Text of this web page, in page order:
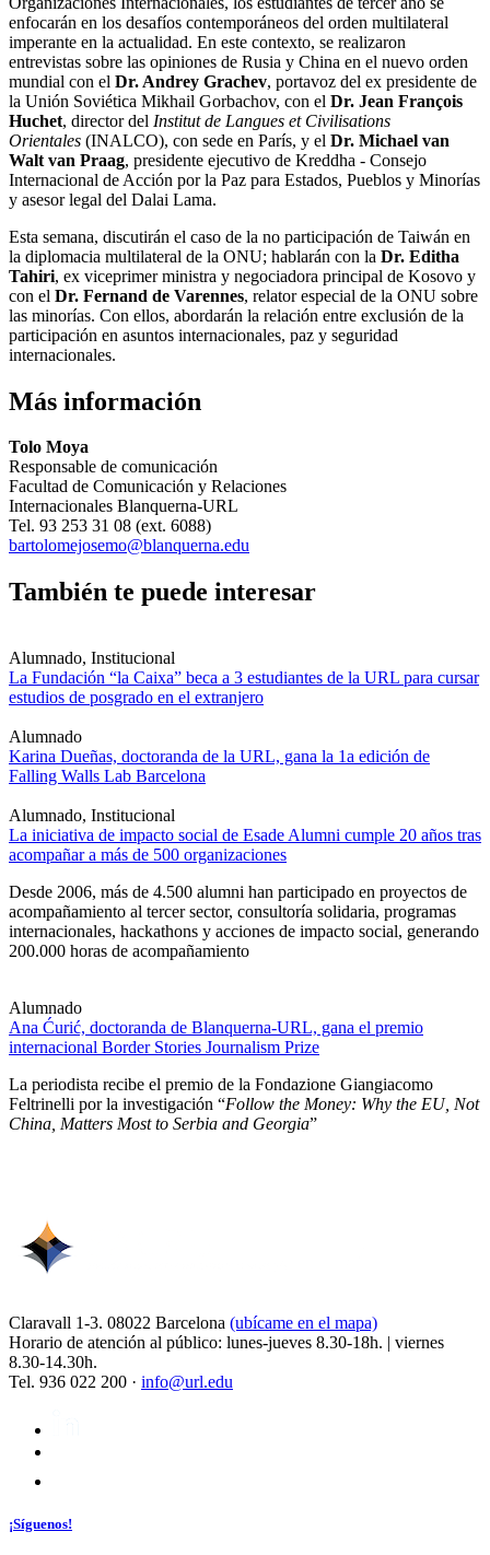
enfocarán en los desafíos contemporáneos del orden multilateral
imperante en la actualidad. En este contexto, se realizaron
entrevistas sobre las opiniones de Rusia y China en el nuevo orden
mundial con el Dr. Andrey Grachev, portavoz del ex presidente de
la Unión Soviética Mikhail Gorbachov, con el Dr. Jean François
Huchet, director del Institut de Langues et Civilisations
Orientales (INALCO), con sede en París, y el Dr. Michael van
Walt van Praag, presidente ejecutivo de Kreddha - Consejo
Internacional de Acción por la Paz para Estados, Pueblos y Minorías
y asesor legal del Dalai Lama.
Esta semana, discutirán el caso de la no participación de Taiwán en
la diplomacia multilateral de la ONU; hablarán con la Dr. Editha
Tahiri, ex viceprimer ministra y negociadora principal de Kosovo y
con el Dr. Fernand de Varennes, relator especial de la ONU sobre
las minorías. Con ellos, abordarán la relación entre exclusión de la
participación en asuntos internacionales, paz y seguridad
internacionales.
Más información
Tolo Moya
Responsable de comunicación
Facultad de Comunicación y Relaciones
Internacionales Blanquerna-URL
Tel. 93 253 31 08 (ext. 6088)
bartolomejosemo@blanquerna.edu
También te puede interesar
Alumnado, Institucional
La Fundación “la Caixa” beca a 3 estudiantes de la URL para cursar
estudios de posgrado en el extranjero
Alumnado
Karina Dueñas, doctoranda de la URL, gana la 1a edición de
Falling Walls Lab Barcelona
Alumnado, Institucional
La iniciativa de impacto social de Esade Alumni cumple 20 años tras
acompañar a más de 500 organizaciones
Desde 2006, más de 4.500 alumni han participado en proyectos de
acompañamiento al tercer sector, consultoría solidaria, programas
internacionales, hackathons y acciones de impacto social, generando
200.000 horas de acompañamiento
Alumnado
Ana Ćurić, doctoranda de Blanquerna-URL, gana el premio
internacional Border Stories Journalism Prize
La periodista recibe el premio de la Fondazione Giangiacomo
Feltrinelli por la investigación “Follow the Money: Why the EU, Not
China, Matters Most to Serbia and Georgia”
Claravall 1-3. 08022 Barcelona (ubícame en el mapa)
Horario de atención al público: lunes-jueves 8.30-18h. | viernes
8.30-14.30h.
Tel. 936 022 200 · info@url.edu
¡Síguenos!